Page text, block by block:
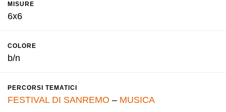
MISURE
6x6
COLORE
b/n
PERCORSI TEMATICI
FESTIVAL DI SANREMO – MUSICA